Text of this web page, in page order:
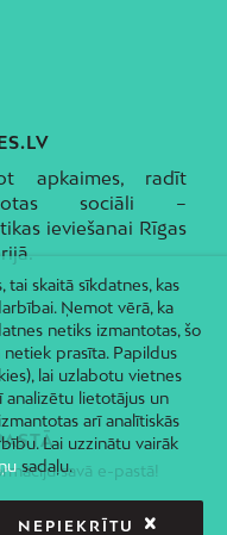
apkaimes, radīt
sociāli –
ieviešanai Rīgas
savā e-pastā!
skaitā sīkdatnes, kas
Ņemot vērā, ka
netiks izmantotas, šo
prasīta. Papildus
lai uzlabotu vietnes
analizētu lietotājus un
arī analītiskās
Lai uzzinātu vairāk
sadaļu.
NEPIEKRĪTU